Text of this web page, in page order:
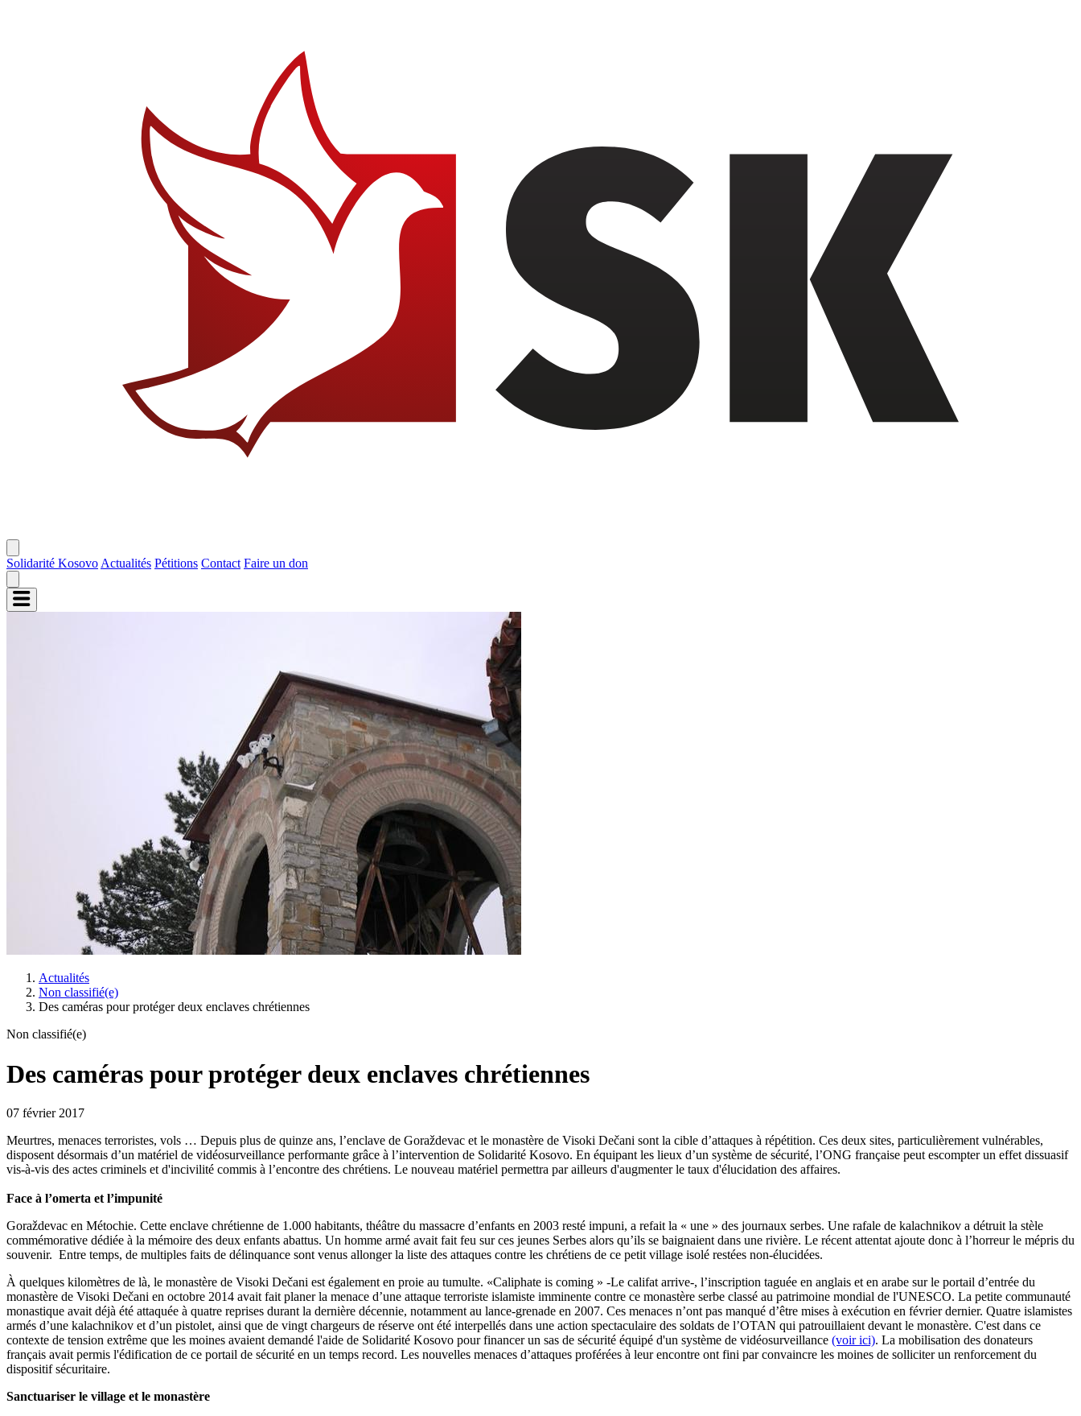
Solidarité Kosovo Actualités Pétitions Contact Faire un don
Actualités
Non classifié(e)
Des caméras pour protéger deux enclaves chrétiennes
Non classifié(e)
Des caméras pour protéger deux enclaves chrétiennes
07 février 2017
Meurtres, menaces terroristes, vols … Depuis plus de quinze ans, l’enclave de Goraždevac et le monastère de Visoki Dečani sont la cible d’attaques à répétition. Ces deux sites, particulièrement vulnérables,
disposent désormais d’un matériel de vidéosurveillance performante grâce à l’intervention de Solidarité Kosovo. En équipant les lieux d’un système de sécurité, l’ONG française peut escompter un effet dissuasif
vis-à-vis des actes criminels et d'incivilité commis à l’encontre des chrétiens. Le nouveau matériel permettra par ailleurs d'augmenter le taux d'élucidation des affaires.
Face à l’omerta et l’impunité
Goraždevac en Métochie. Cette enclave chrétienne de 1.000 habitants, théâtre du massacre d’enfants en 2003 resté impuni, a refait la « une » des journaux serbes. Une rafale de kalachnikov a détruit la stèle
commémorative dédiée à la mémoire des deux enfants abattus. Un homme armé avait fait feu sur ces jeunes Serbes alors qu’ils se baignaient dans une rivière. Le récent attentat ajoute donc à l’horreur le mépris du
souvenir. Entre temps, de multiples faits de délinquance sont venus allonger la liste des attaques contre les chrétiens de ce petit village isolé restées non-élucidées.
À quelques kilomètres de là, le monastère de Visoki Dečani est également en proie au tumulte. «Caliphate is coming » -Le califat arrive-, l’inscription taguée en anglais et en arabe sur le portail d’entrée du
monastère de Visoki Dečani en octobre 2014 avait fait planer la menace d’une attaque terroriste islamiste imminente contre ce monastère serbe classé au patrimoine mondial de l'UNESCO. La petite communauté
monastique avait déjà été attaquée à quatre reprises durant la dernière décennie, notamment au lance-grenade en 2007. Ces menaces n’ont pas manqué d’être mises à exécution en février dernier. Quatre islamistes
armés d’une kalachnikov et d’un pistolet, ainsi que de vingt chargeurs de réserve ont été interpellés dans une action spectaculaire des soldats de l’OTAN qui patrouillaient devant le monastère. C'est dans ce
contexte de tension extrême que les moines avaient demandé l'aide de Solidarité Kosovo pour financer un sas de sécurité équipé d'un système de vidéosurveillance (voir ici). La mobilisation des donateurs
français avait permis l'édification de ce portail de sécurité en un temps record. Les nouvelles menaces d’attaques proférées à leur encontre ont fini par convaincre les moines de solliciter un renforcement du
dispositif sécuritaire.
Sanctuariser le village et le monastère